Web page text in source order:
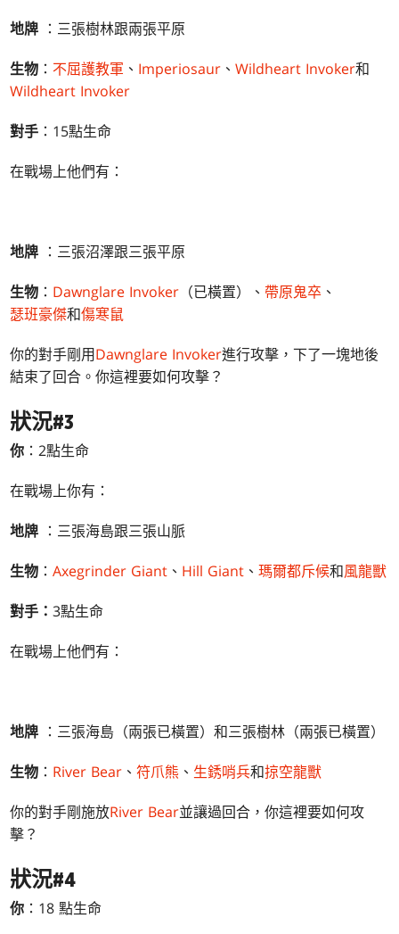
地牌 ：三張樹林跟兩張平原
生物 ： 不屈護教軍 、 Imperiosaur 、Wildheart Invoker和
Wildheart Invoker
對手 ：15點生命
在戰場上他們有：
地牌 ：三張沼澤跟三張平原
生物 ： Dawnglare Invoker （已橫置）、 帶原鬼卒 、
瑟班豪傑和傷寒鼠
你的對手剛用Dawnglare Invoker進行攻擊，下了一塊地後
結束了回合。你這裡要如何攻擊？
狀況#3
你 ：2點生命
在戰場上你有：
地牌 ：三張海島跟三張山脈
生物 ：Axegrinder Giant 、 Hill Giant 、瑪爾都斥候和風龍獸
對手：3點生命
在戰場上他們有：
地牌 ：三張海島（兩張已橫置）和三張樹林（兩張已橫置）
生物 ： River Bear 、符爪熊 、生銹哨兵和掠空龍獸
你的對手剛施放River Bear並讓過回合，你這裡要如何攻
擊？
狀況#4
你 ：18 點生命